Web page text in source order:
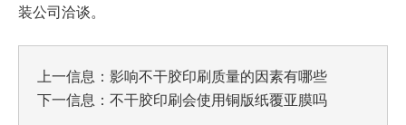
装公司洽谈。
上一信息： 影响不干胶印刷质量的因素有哪些
下一信息： 不干胶印刷会使用铜版纸覆亚膜吗